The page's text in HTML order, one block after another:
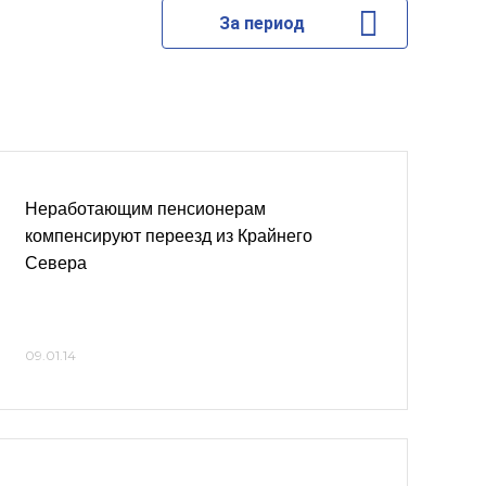
За период
Неработающим пенсионерам
компенсируют переезд из Крайнего
Севера
09.01.14